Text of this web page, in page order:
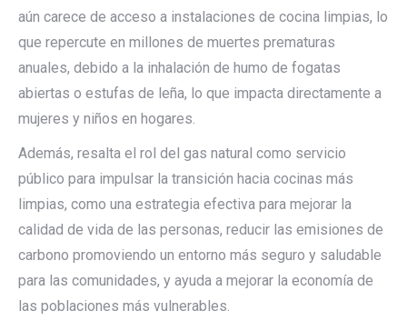
aún carece de acceso a instalaciones de cocina limpias, lo
que repercute en millones de muertes prematuras
anuales, debido a la inhalación de humo de fogatas
abiertas o estufas de leña, lo que impacta directamente a
mujeres y niños en hogares.
Además, resalta el rol del gas natural como servicio
público para impulsar la transición hacia cocinas más
limpias, como una estrategia efectiva para mejorar la
calidad de vida de las personas, reducir las emisiones de
carbono promoviendo un entorno más seguro y saludable
para las comunidades, y ayuda a mejorar la economía de
las poblaciones más vulnerables.